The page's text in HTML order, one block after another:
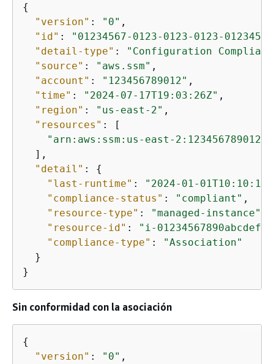
{
"version" : "0" ,
"id" :
"01234567-0123-0123-0123-
"detail-type" :
"Configuration
"source" : "aws.ssm" ,
"account" : "123456789012" ,
"time" : "2024-07-17T19:03:26Z" ,
"region" : "us-east-2" ,
"resources" : [
"arn:aws:ssm:us-east-
  ],
"detail" : {
"last-runtime" :
"2024-01-
"compliance-status" : "compliant" ,
"resource-type" : "managed-instance"
"resource-id" : "i-01234567890abcdef"
"compliance-type" :
"Association"
  }
}
Sin conformidad con la asociación
{
"version" : "0" ,